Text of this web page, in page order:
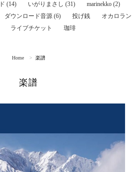
(14) いがりまさし (31)
marinekko (2)
ダウンロード音源 (6) 投げ銭
オカロラン
ライブチケット 珈琲
Home 楽譜
楽譜